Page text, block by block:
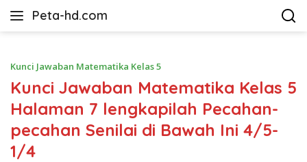
Peta-hd.com
Kumpulan
HD
Kunci Jawaban Matematika Kelas 5
Kunci Jawaban Matematika Kelas 5
Halaman 7 lengkapilah Pecahan-
pecahan Senilai di Bawah Ini 4/5-
1/4